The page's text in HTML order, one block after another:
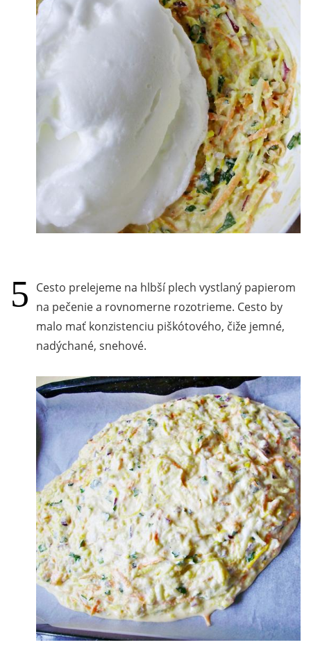
Cesto prelejeme na hlbší plech vystlaný papierom
na pečenie a rovnomerne rozotrieme. Cesto by
malo mať konzistenciu piškótového, čiže jemné,
nadýchané, snehové.